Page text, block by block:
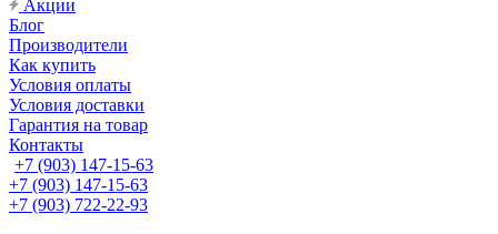
Акции
Блог
Производители
Как купить
Условия оплаты
Условия доставки
Гарантия на товар
Контакты
+7 (903) 147-15-63
+7 (903) 147-15-63
+7 (903) 722-22-93